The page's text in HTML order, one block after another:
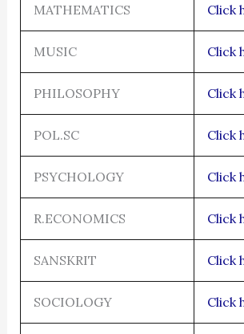
MATHEMATICS Click
MUSIC Click
PHILOSOPHY Click
POL.SC Click
PSYCHOLOGY Click
R.ECONOMICS Click
SANSKRIT Click
SOCIOLOGY Click